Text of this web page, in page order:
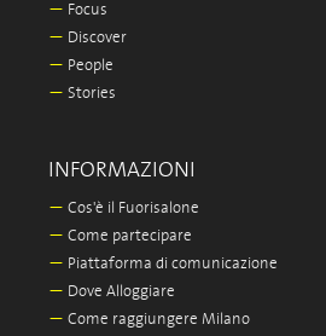
— Focus
— Discover
— People
— Stories
INFORMAZIONI
— Cos'è il Fuorisalone
— Come partecipare
— Piattaforma di comunicazione
— Dove Alloggiare
— Come raggiungere Milano